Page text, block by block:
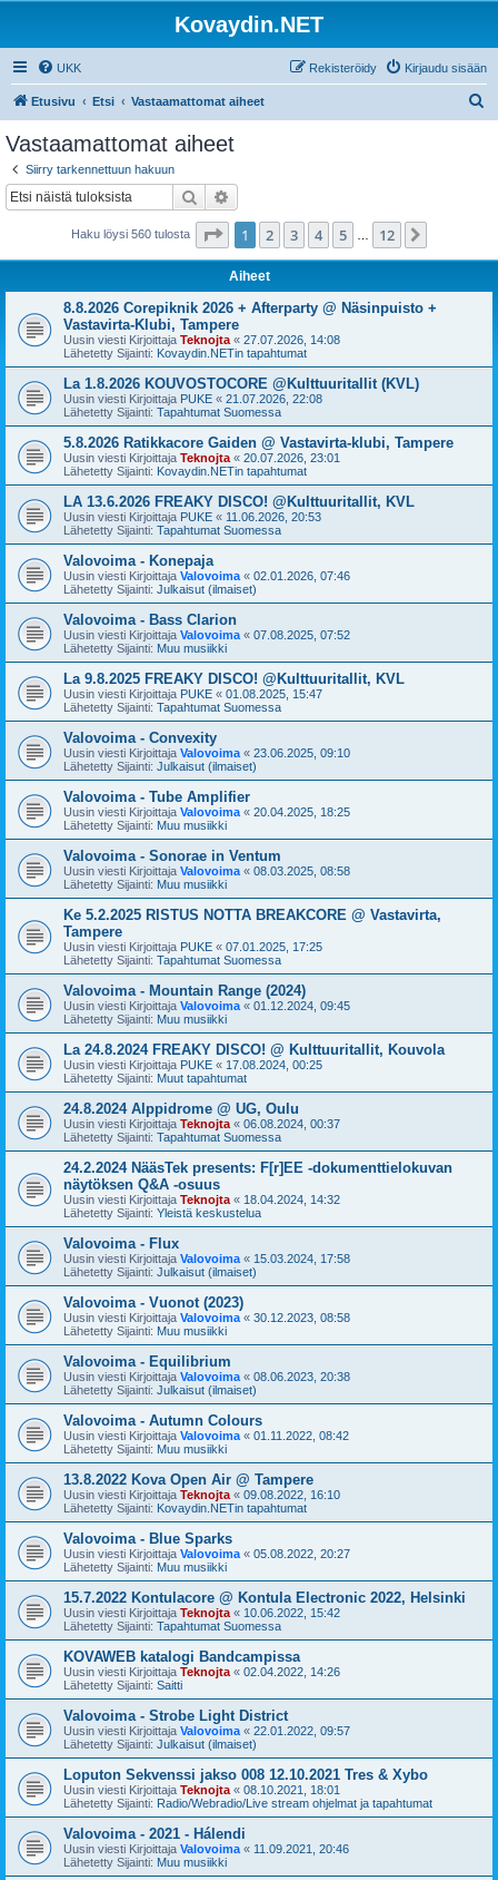
Kovaydin.NET
UKK Kirjaudu sisään
Rekisteröidy
Etusivu Etsi Vastaamattomat aiheet
Vastaamattomat aiheet
Siirry tarkennettuun hakuun
Etsi
Haku löysi 560 tulosta Sivu /12
1 2 3 4 5 12
Aiheet
8.8.2026 Corepiknik 2026 + Afterparty @ Näsinpuisto +
Vastavirta-Klubi, Tampere
Uusin viesti Kirjoittaja Teknojta « 27.07.2026, 14:08
Lähetetty Sijainti: Kovaydin.NETin tapahtumat
La 1.8.2026 KOUVOSTOCORE @Kulttuuritallit (KVL)
Uusin viesti Kirjoittaja PUKE « 21.07.2026, 22:08
Lähetetty Sijainti: Tapahtumat Suomessa
5.8.2026 Ratikkacore Gaiden @ Vastavirta-klubi, Tampere
Uusin viesti Kirjoittaja Teknojta « 20.07.2026, 23:01
Lähetetty Sijainti: Kovaydin.NETin tapahtumat
LA 13.6.2026 FREAKY DISCO! @Kulttuuritallit, KVL
Uusin viesti Kirjoittaja PUKE « 11.06.2026, 20:53
Lähetetty Sijainti: Tapahtumat Suomessa
Valovoima - Konepaja
Uusin viesti Kirjoittaja Valovoima « 02.01.2026, 07:46
Lähetetty Sijainti: Julkaisut (ilmaiset)
Valovoima - Bass Clarion
Uusin viesti Kirjoittaja Valovoima « 07.08.2025, 07:52
Lähetetty Sijainti: Muu musiikki
La 9.8.2025 FREAKY DISCO! @Kulttuuritallit, KVL
Uusin viesti Kirjoittaja PUKE « 01.08.2025, 15:47
Lähetetty Sijainti: Tapahtumat Suomessa
Valovoima - Convexity
Uusin viesti Kirjoittaja Valovoima « 23.06.2025, 09:10
Lähetetty Sijainti: Julkaisut (ilmaiset)
Valovoima - Tube Amplifier
Uusin viesti Kirjoittaja Valovoima « 20.04.2025, 18:25
Lähetetty Sijainti: Muu musiikki
Valovoima - Sonorae in Ventum
Uusin viesti Kirjoittaja Valovoima « 08.03.2025, 08:58
Lähetetty Sijainti: Muu musiikki
Ke 5.2.2025 RISTUS NOTTA BREAKCORE @ Vastavirta,
Tampere
Uusin viesti Kirjoittaja PUKE « 07.01.2025, 17:25
Lähetetty Sijainti: Tapahtumat Suomessa
Valovoima - Mountain Range (2024)
Uusin viesti Kirjoittaja Valovoima « 01.12.2024, 09:45
Lähetetty Sijainti: Muu musiikki
La 24.8.2024 FREAKY DISCO! @ Kulttuuritallit, Kouvola
Uusin viesti Kirjoittaja PUKE « 17.08.2024, 00:25
Lähetetty Sijainti: Muut tapahtumat
24.8.2024 Alppidrome @ UG, Oulu
Uusin viesti Kirjoittaja Teknojta « 06.08.2024, 00:37
Lähetetty Sijainti: Tapahtumat Suomessa
24.2.2024 NääsTek presents: F[r]EE -dokumenttielokuvan
näytöksen Q&A -osuus
Uusin viesti Kirjoittaja Teknojta « 18.04.2024, 14:32
Lähetetty Sijainti: Yleistä keskustelua
Valovoima - Flux
Uusin viesti Kirjoittaja Valovoima « 15.03.2024, 17:58
Lähetetty Sijainti: Julkaisut (ilmaiset)
Valovoima - Vuonot (2023)
Uusin viesti Kirjoittaja Valovoima « 30.12.2023, 08:58
Lähetetty Sijainti: Muu musiikki
Valovoima - Equilibrium
Uusin viesti Kirjoittaja Valovoima « 08.06.2023, 20:38
Lähetetty Sijainti: Julkaisut (ilmaiset)
Valovoima - Autumn Colours
Uusin viesti Kirjoittaja Valovoima « 01.11.2022, 08:42
Lähetetty Sijainti: Muu musiikki
13.8.2022 Kova Open Air @ Tampere
Uusin viesti Kirjoittaja Teknojta « 09.08.2022, 16:10
Lähetetty Sijainti: Kovaydin.NETin tapahtumat
Valovoima - Blue Sparks
Uusin viesti Kirjoittaja Valovoima « 05.08.2022, 20:27
Lähetetty Sijainti: Muu musiikki
15.7.2022 Kontulacore @ Kontula Electronic 2022, Helsinki
Uusin viesti Kirjoittaja Teknojta « 10.06.2022, 15:42
Lähetetty Sijainti: Tapahtumat Suomessa
KOVAWEB katalogi Bandcampissa
Uusin viesti Kirjoittaja Teknojta « 02.04.2022, 14:26
Lähetetty Sijainti: Saitti
Valovoima - Strobe Light District
Uusin viesti Kirjoittaja Valovoima « 22.01.2022, 09:57
Lähetetty Sijainti: Julkaisut (ilmaiset)
Loputon Sekvenssi jakso 008 12.10.2021 Tres & Xybo
Uusin viesti Kirjoittaja Teknojta « 08.10.2021, 18:01
Lähetetty Sijainti: Radio/Webradio/Live stream ohjelmat ja tapahtumat
Valovoima - 2021 - Hálendi
Uusin viesti Kirjoittaja Valovoima « 11.09.2021, 20:46
Lähetetty Sijainti: Muu musiikki